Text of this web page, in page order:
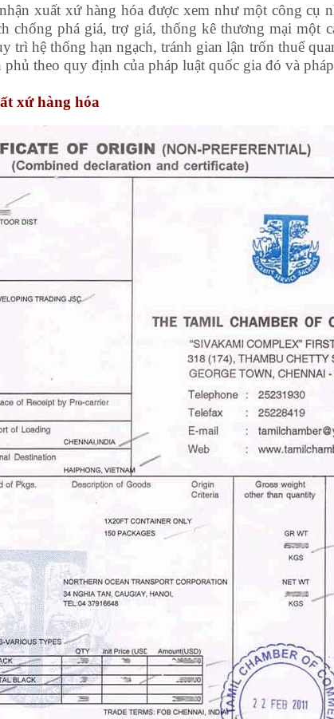
xuất xứ hàng hóa được xem như một công cụ
chống phá giá, trợ giá, thống kê thương mại một
trì hệ thống hạn ngạch, tránh gian lận trốn thuế
phủ theo quy định của pháp luật quốc gia đó và
xứ hàng hóa